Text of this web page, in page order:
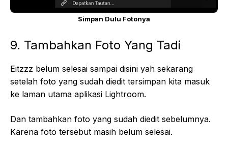
Simpan Dulu Fotonya
9. Tambahkan Foto Yang Tadi
Eitzzz belum selesai sampai disini yah sekarang
setelah foto yang sudah diedit tersimpan kita masuk
ke laman utama aplikasi Lightroom.
Dan tambahkan foto yang sudah diedit sebelumnya.
Karena foto tersebut masih belum selesai.